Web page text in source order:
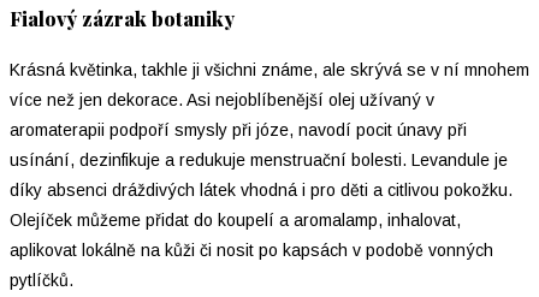
Fialový zázrak botaniky
Krásná květinka, takhle ji všichni známe, ale skrývá se v ní mnohem
více než jen dekorace. Asi nejoblíbenější olej užívaný v
aromaterapii podpoří smysly při józe, navodí pocit únavy při
usínání, dezinfikuje a redukuje menstruační bolesti. Levandule je
díky absenci dráždivých látek vhodná i pro děti a citlivou pokožku.
Olejíček můžeme přidat do koupelí a aromalamp, inhalovat,
aplikovat lokálně na kůži či nosit po kapsách v podobě vonných
pytlíčků.